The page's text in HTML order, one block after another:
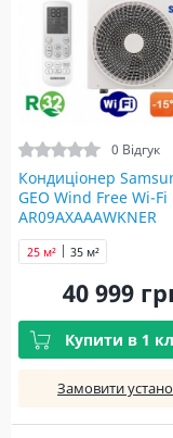
0 Відгук
Кондиціонер
GEO Wind Free Wi-Fi
AR09AXAAAWKNER
25 м² 35 м²
40 999
Купити в 1
Замовити